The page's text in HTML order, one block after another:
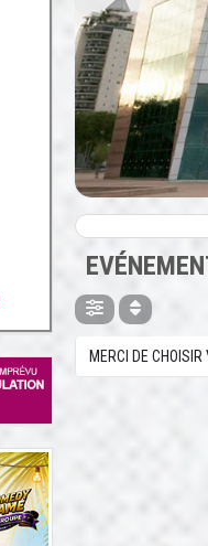
MERCI DE